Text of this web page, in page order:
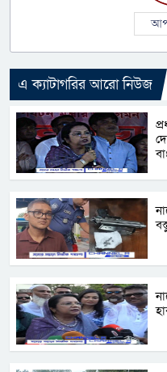
এ ক্যাটাগরির আরো নিউজ